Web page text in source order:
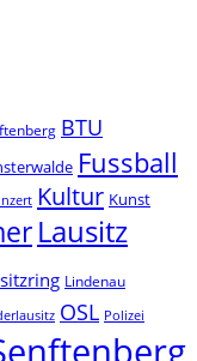
BTU
Fussball
Kultur Kunst
Lausitz
Lindenau
OSL Polizei